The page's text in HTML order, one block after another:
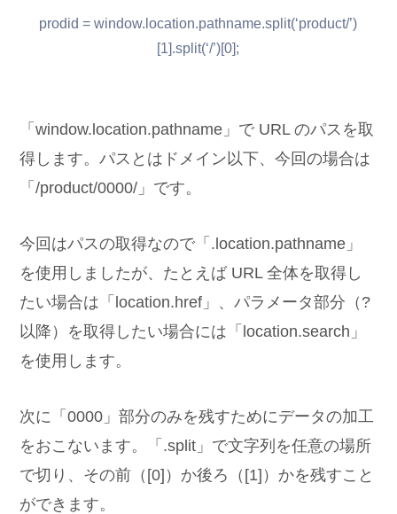
prodid = window.location.pathname.split(‘product/’)
[1].split(‘/’)[0];
「window.location.pathname」で URL のパスを取
得します。パスとはドメイン以下、今回の場合は
「/product/0000/」です。
今回はパスの取得なので「.location.pathname」
を使用しましたが、たとえば URL 全体を取得し
たい場合は「location.href」、パラメータ部分（?
以降）を取得したい場合には「location.search」
を使用します。
次に「0000」部分のみを残すためにデータの加工
をおこないます。「.split」で文字列を任意の場所
で切り、その前（[0]）か後ろ（[1]）かを残すこと
ができます。